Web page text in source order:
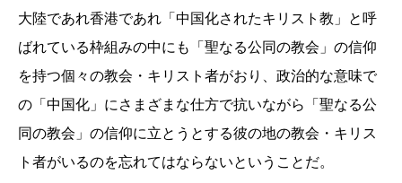
大陸であれ香港であれ「中国化されたキリスト教」と呼
ばれている枠組みの中にも「聖なる公同の教会」の信仰
を持つ個々の教会・キリスト者がおり、政治的な意味で
の「中国化」にさまざまな仕方で抗いながら「聖なる公
同の教会」の信仰に立とうとする彼の地の教会・キリス
ト者がいるのを忘れてはならないということだ。